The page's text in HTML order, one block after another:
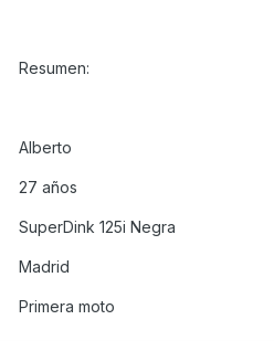
Resumen:
Alberto
27 años
SuperDink 125i Negra
Madrid
Primera moto